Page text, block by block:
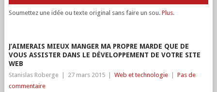
Soumettez une idée ou texte original sans faire un sou. Plus.
J’AIMERAIS MIEUX MANGER MA PROPRE MARDE QUE DE
VOUS ASSISTER DANS LE DÉVELOPPEMENT DE VOTRE SITE
WEB
Stanislas Roberge 27 mars 2015 Web et technologie
Pas de
commentaire